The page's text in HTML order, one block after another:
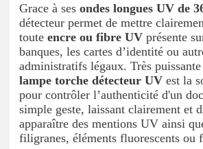
Grace à ses ondes longues UV de
détecteur permet de mettre
toute encre ou fibre UV présente
banques, les cartes d’identité ou
administratifs légaux. Très
lampe torche détecteur UV est la
pour contrôler l’authenticité d'un
simple geste, laissant clairement et
apparaître des mentions UV ainsi
filigranes, éléments fluorescents ou